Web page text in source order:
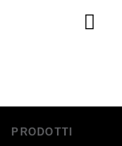
PRODOTTI